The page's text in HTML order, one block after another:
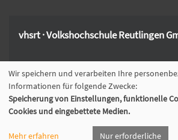
vhsrt · Volkshochschule Reutlingen
+49 7121 336-0
+49 7121 336-222
info@vhsrt.de
Wir speichern und verarbeiten Ihre
Informationen für folgende Zwecke:
Speicherung von Einstellungen, funktionelle
Cookies und eingebettete Medien.
Mehr erfahren Nur erforderliche